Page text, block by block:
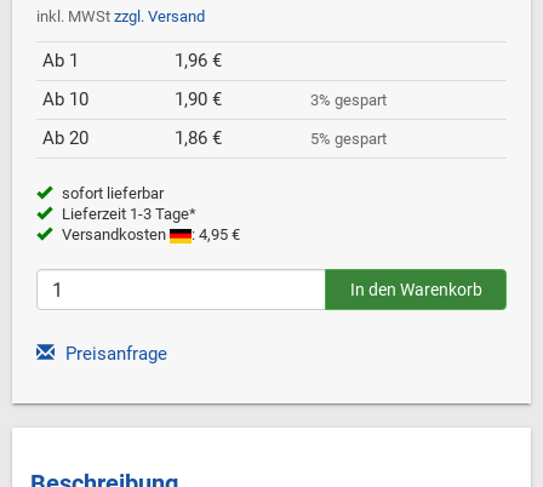
inkl. MWSt zzgl. Versand
Ab 1
1,96 €
Ab 10
1,90 € 3% gespart
Ab 20 1,86 € 5% gespart
sofort lieferbar
Lieferzeit 1-3 Tage*
Versandkosten
: 4,95 €
Preisanfrage